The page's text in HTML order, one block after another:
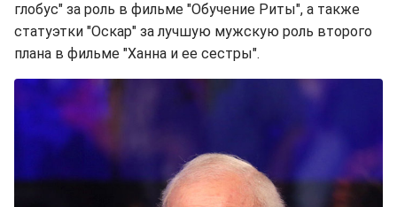
глобус" за роль в фильме "Обучение Риты", а также
статуэтки "Оскар" за лучшую мужскую роль второго
плана в фильме "Ханна и ее сестры".